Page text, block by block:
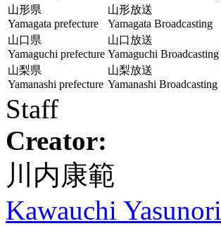
山形県
Yamagata prefecture
山形放送
Yamagata Broadcasting
山口県
Yamaguchi prefecture
山口放送
Yamaguchi Broadcasting
山梨県
Yamanashi prefecture
山梨放送
Yamanashi Broadcasting
Staff
Creator:
川内康範
Kawauchi Yasunori